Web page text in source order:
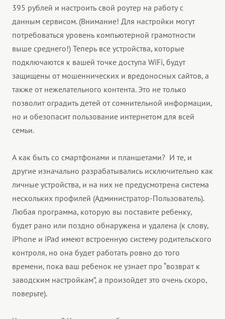
395 рублей и настроить свой роутер на работу с
данным сервисом. (Внимание! Для настройки могут
потребоваться уровень компьютерной грамотности
выше среднего!) Теперь все устройства, которые
подключаются к вашей точке доступа WiFi, будут
защищены от мошеннических и вредоносных сайтов, а
также от нежелательного контента. Это не только
позволит оградить детей от сомнительной информации,
но и обезопасит пользование интернетом для всей
семьи.
А как быть со смартфонами и планшетами? И те, и
другие изначально разрабатывались исключительно как
личные устройства, и на них не предусмотрена система
нескольких профилей (Администратор-Пользователь).
Любая программа, которую вы поставите ребенку,
будет рано или поздно обнаружена и удалена (к слову,
iPhone и iPad имеют встроенную систему родительского
контроля, но она будет работать ровно до того
времени, пока ваш ребенок не узнает про “возврат к
заводским настройкам”, а произойдет это очень скоро,
поверьте).